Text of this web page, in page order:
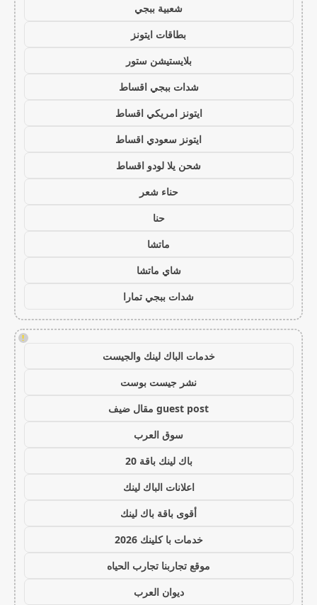
شعبية ببجي
بطاقات ايتونز
بلايستيشن ستور
شدات ببجي اقساط
ايتونز امريكي اقساط
ايتونز سعودي اقساط
شحن يلا لودو اقساط
حناء شعر
حنا
ماتشا
شاي ماتشا
شدات ببجي تمارا
!
خدمات الباك لينك والجيست
نشر جيست بوست
guest post مقال ضيف
سوق العرب
باك لينك باقة 20
اعلانات الباك لينك
أقوى باقة باك لينك
خدمات با كلينك 2026
موقع تجاربنا تجارب الحياه
ديوان العرب